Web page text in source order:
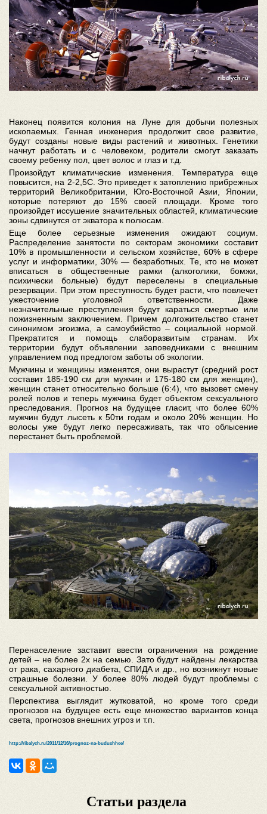
Наконец появится колония на Луне для добычи полезных
ископаемых. Генная инженерия продолжит свое развитие,
будут созданы новые виды растений и животных. Генетики
начнут работать и с человеком, родители смогут заказать
своему ребенку пол, цвет волос и глаз и т.д.
Произойдут климатические изменения. Температура еще
повысится, на 2-2,5С. Это приведет к затоплению прибрежных
территорий Великобритании, Юго-Восточной Азии, Японии,
которые потеряют до 15% своей площади. Кроме того
произойдет иссушение значительных областей, климатические
зоны сдвинутся от экватора к полюсам.
Еще более серьезные изменения ожидают социум.
Распределение занятости по секторам экономики составит
10% в промышленности и сельском хозяйстве, 60% в сфере
услуг и информатики, 30% — безработных. Те, кто не может
вписаться в общественные рамки (алкоголики, бомжи,
психически больные) будут переселены в специальные
резервации. При этом преступность будет расти, что повлечет
ужесточение уголовной ответственности. Даже
незначительные преступления будут караться смертью или
пожизненным заключением. Причем долгожительство станет
синонимом эгоизма, а самоубийство – социальной нормой.
Прекратится и помощь слаборазвитым странам. Их
территории будут объявлении заповедниками с внешним
управлением под предлогом заботы об экологии.
Мужчины и женщины изменятся, они вырастут (средний рост
составит 185-190 см для мужчин и 175-180 см для женщин),
женщин станет относительно больше (6:4), что вызовет смену
ролей полов и теперь мужчина будет объектом сексуального
преследования. Прогноз на будущее гласит, что более 60%
мужчин будут лысеть к 50ти годам и около 20% женщин. Но
волосы уже будут легко пересаживать, так что облысение
перестанет быть проблемой.
Перенаселение заставит ввести ограничения на рождение
детей – не более 2х на семью. Зато будут найдены лекарства
от рака, сахарного диабета, СПИДА и др., но возникнут новые
страшные болезни. У более 80% людей будут проблемы с
сексуальной активностью.
Перспектива выглядит жутковатой, но кроме того среди
прогнозов на будущее есть еще множество вариантов конца
света, прогнозов внешних угроз и т.п.
http://ribalych.ru/2011/12/16/prognoz-na-budushhee/
Статьи раздела